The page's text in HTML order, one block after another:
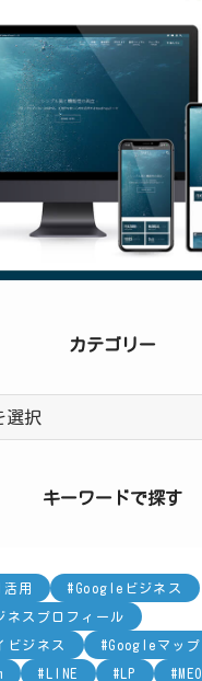
カテゴリー
キーワードで探す
用 Googleビジネス
ネスプロフィール
ビジネス Googleマップ
LINE LP MEO